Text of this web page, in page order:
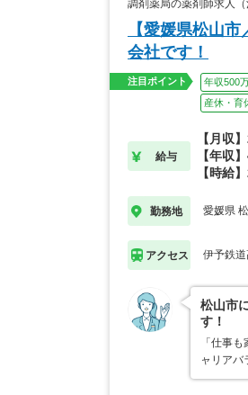
調剤薬局の薬剤師求人
【愛媛県松山
会社です！
注目ポイント 年収500
産休・育
給与
【月収
【年収
【時給
勤務地 愛媛県
アクセス 伊予鉄
松山市
す！
「仕事
ャリア